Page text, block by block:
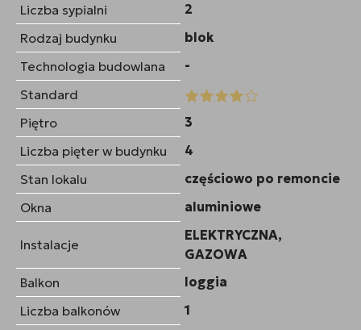
Liczba sypialni
2
Rodzaj budynku
blok
Technologia budowlana
-
Standard
Piętro
3
Liczba pięter w budynku
4
Stan lokalu
częściowo po remoncie
Okna
aluminiowe
Instalacje
ELEKTRYCZNA,
GAZOWA
Balkon
loggia
Liczba balkonów
1